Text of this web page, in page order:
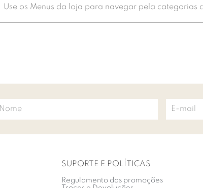
Use os Menus da loja para navegar pela categorias
SUPORTE E POLÍTICAS
Regulamento das promoções